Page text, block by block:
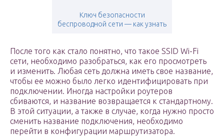
Ключ безопасности
беспроводной сети — как узнать
После того как стало понятно, что такое SSID Wi-Fi
сети, необходимо разобраться, как его просмотреть
и изменить. Любая сеть должна иметь свое название,
чтобы ее можно было легко идентифицировать при
подключении. Иногда настройки роутеров
сбиваются, и название возвращается к стандартному.
В этой ситуации, а также в случае, когда нужно просто
сменить название подключения, необходимо
перейти в конфигурации маршрутизатора.